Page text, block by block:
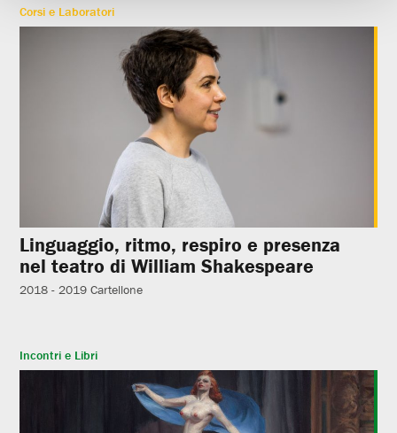
Corsi e Laboratori
Linguaggio, ritmo, respiro e presenza
nel teatro di William Shakespeare
2018 - 2019 Cartellone
Incontri e Libri